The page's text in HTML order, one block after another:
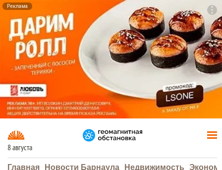
Реклама
8 августа
Главная Новости Барнаула Недвижимость